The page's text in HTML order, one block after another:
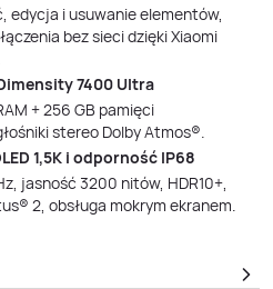
edycja i usuwanie elementów,
bez sieci dzięki Xiaomi
7400 Ultra
+ 256 GB pamięci
stereo Dolby Atmos®.
1,5K i odporność IP68
jasność 3200 nitów, HDR10+,
2, obsługa mokrym ekranem.